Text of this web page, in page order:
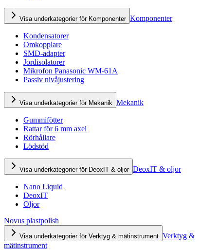
Visa underkategorier för Komponenter Komponenter
Kondensatorer
Omkopplare
SMD-adapter
Jordisolatorer
Mikrofon Panasonic WM-61A
Passiv nivåjustering
Visa underkategorier för Mekanik Mekanik
Gummifötter
Rattar för 6 mm axel
Rörhållare
Lödstöd
Visa underkategorier för DeoxIT & oljor DeoxIT & oljor
Nano Liquid
DeoxIT
Oljor
Novus plastpolish
Visa underkategorier för Verktyg & mätinstrument Verktyg &
mätinstrument